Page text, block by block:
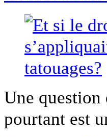
Une question
pourtant est